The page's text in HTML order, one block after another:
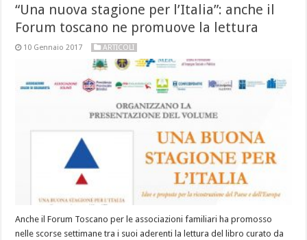
“Una nuova stagione per l’Italia”: anche il
Forum toscano ne promuove la lettura
10 Gennaio 2017 ARTICOLI
Anche il Forum Toscano per le associazioni familiari ha promosso
nelle scorse settimane tra i suoi aderenti la lettura del libro curato da